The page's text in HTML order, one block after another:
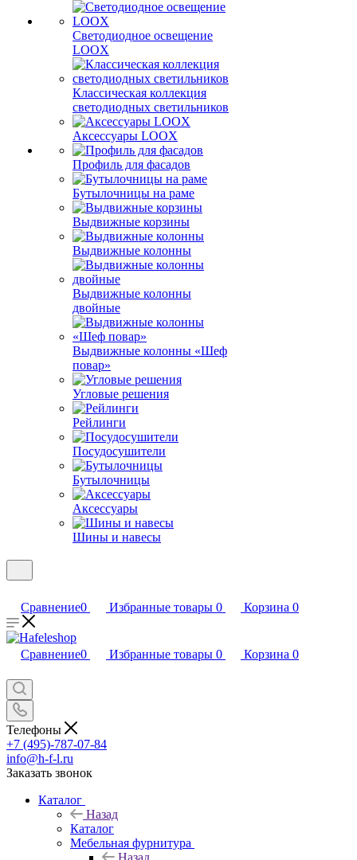
Светодиодное освещение
LOOX
Классическая коллекция
светодиодных светильников
Аксессуары LOOX
Профиль для фасадов
Бутылочницы на раме
Выдвижные корзины
Выдвижные колонны
Выдвижные колонны
двойные
Bыдвижные колонны «Шеф
повар»
Угловые решения
Рейлинги
Посудосушители
Бутылочницы
Аксессуары
Шины и навесы
Сравнение0 Избранные товары 0 Корзина 0
Сравнение0 Избранные товары 0 Корзина 0
Телефоны
+7 (495)-787-07-84
info@h-f-l.ru
Заказать звонок
Каталог
Назад
Каталог
Мебельная фурнитура
Назад